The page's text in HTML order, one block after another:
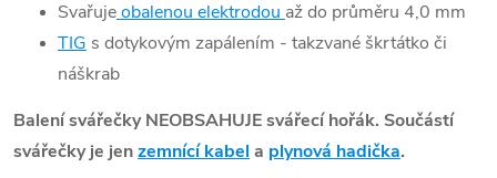
Svařujeobalenou elektrodou až do průměru 4,0 mm
TIG s dotykovým zapálením - takzvané škrtátko či
náškrab
Balení svářečky NEOBSAHUJE svářecí hořák. Součástí
svářečky je jenzemnící kabel a plynová hadička.